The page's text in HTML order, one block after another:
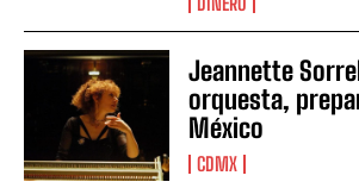
Jeannette
orquesta,
México
CDMX